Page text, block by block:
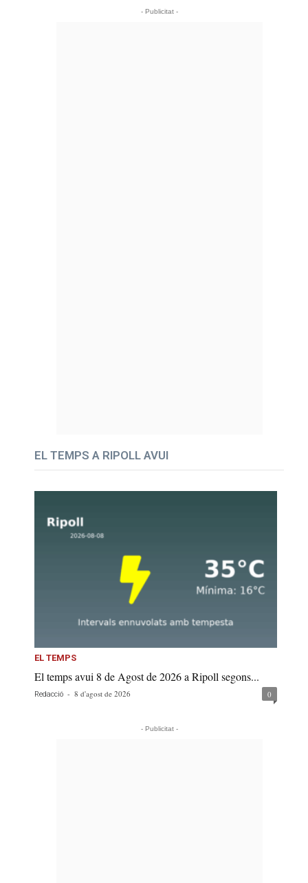
- Publicitat -
EL TEMPS A RIPOLL AVUI
EL TEMPS
El temps avui 8 de Agost de 2026 a Ripoll segons...
Redacció - 8 d'agost de 2026 0
- Publicitat -